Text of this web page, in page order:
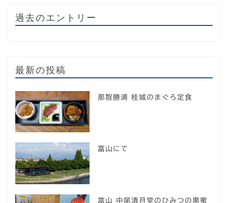
過去のエントリー
最新の投稿
那智勝浦 桂城のまぐろ定食
富山にて
富山 中尾清月堂のひみつの黒蜜